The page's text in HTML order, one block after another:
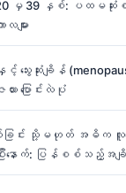
20 မှ 39 နှစ်: ပထမဆုံ
များ
ေးဆုံးချိန်
း ပြောင်းလဲပုံ
ခြင်း သို့မဟုတ် အဓိက
ြီးနောက်: ပြန်စစ်သည့်အခ